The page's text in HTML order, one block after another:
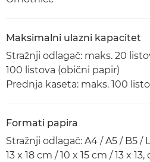
Maksimalni ulazni kapacitet
Stražnji odlagač: maks. 20
100 listova (obični papir)
Prednja kaseta: maks. 100
Formati papira
Stražnji odlagač: A4 / A5 / B5 /
13 x 18 cm / 10 x 15 cm / 13 x